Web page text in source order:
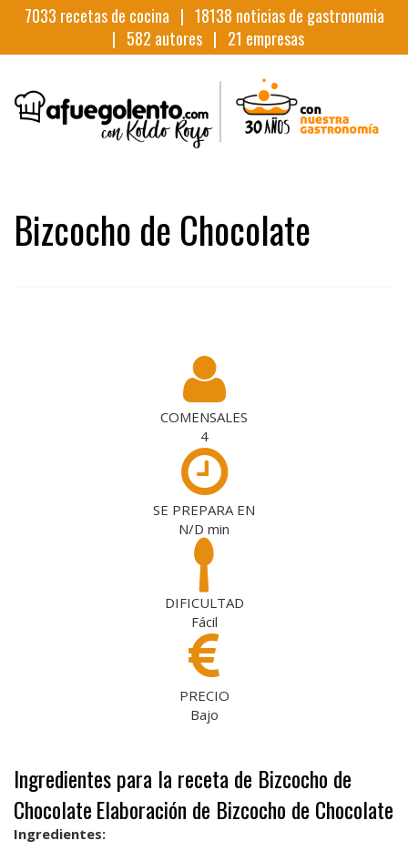
7033 recetas de cocina | 18138 noticias de gastronomia
| 582 autores | 21 empresas
Bizcocho de Chocolate
COMENSALES
4
SE PREPARA EN
N/D min
DIFICULTAD
Fácil
PRECIO
Bajo
Ingredientes para la receta de Bizcocho de
ChocolateElaboración de Bizcocho de Chocolate
Ingredientes: